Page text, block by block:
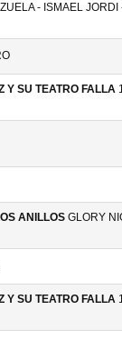
- ISMAEL JORDI
Y SU TEATRO FALLA
ANILLOS GLORY
Y SU TEATRO FALLA